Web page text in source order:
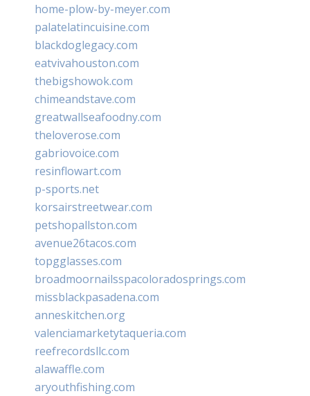
home-plow-by-meyer.com
palatelatincuisine.com
blackdoglegacy.com
eatvivahouston.com
thebigshowok.com
chimeandstave.com
greatwallseafoodny.com
theloverose.com
gabriovoice.com
resinflowart.com
p-sports.net
korsairstreetwear.com
petshopallston.com
avenue26tacos.com
topgglasses.com
broadmoornailsspacoloradosprings.com
missblackpasadena.com
anneskitchen.org
valenciamarketytaqueria.com
reefrecordsllc.com
alawaffle.com
aryouthfishing.com